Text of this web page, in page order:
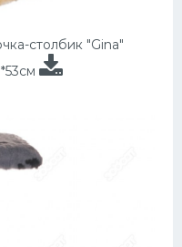
столбик "Gina"